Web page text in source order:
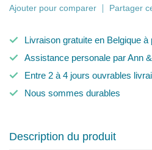
Ajouter pour comparer Partager
Livraison gratuite en Belgique à
Assistance personale par Ann
Entre 2 à 4 jours ouvrables
Nous sommes durables
Description du produit